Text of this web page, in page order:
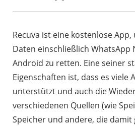
Recuva ist eine kostenlose
Daten einschließlich WhatsApp
Android zu retten. Eine seiner
Eigenschaften ist, dass es viele
unterstützt und auch die
verschiedenen Quellen (wie
Speicher und andere, die damit